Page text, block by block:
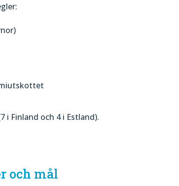
i Finland och 4 i Estland).
och mål